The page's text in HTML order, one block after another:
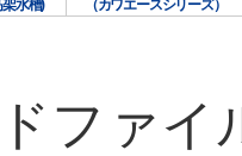
水槽)
（カワエースシリーズ）
ファイ